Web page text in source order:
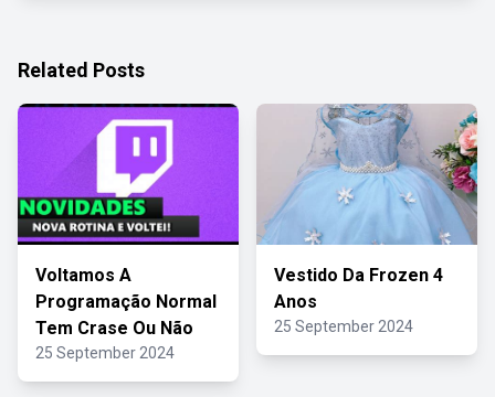
Related Posts
Voltamos A
Programação Normal
Tem Crase Ou Não
25 September 2024
Vestido Da Frozen 4
Anos
25 September 2024